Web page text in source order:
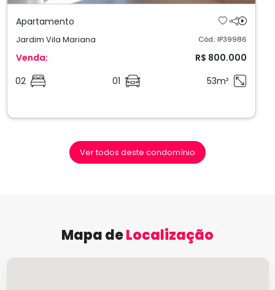
Apartamento
Jardim Vila Mariana Cód.: IP39986
Venda:
R$ 800.000
02
01 53m²
Ver todos deste condomínio
Mapa deLocalização